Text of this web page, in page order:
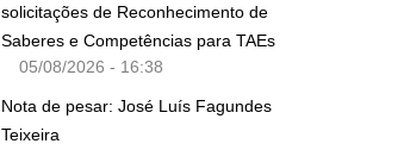
solicitações de Reconhecimento de
Saberes e Competências para TAEs
05/08/2026 - 16:38
Nota de pesar: José Luís Fagundes
Teixeira